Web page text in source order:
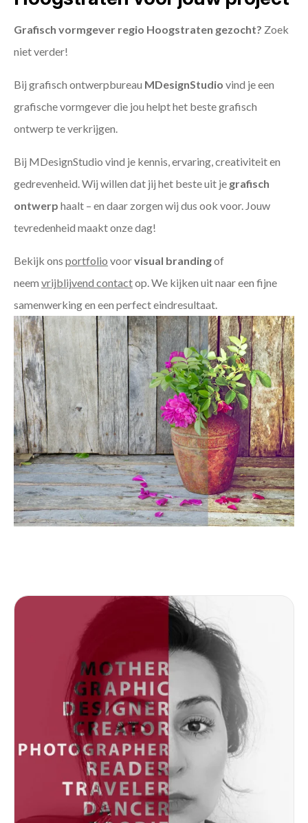
Grafisch vormgever regio Hoogstraten gezocht? Zoek
niet verder!
Bij grafisch ontwerpbureau MDesignStudio vind je een
grafische vormgever die jou helpt het beste grafisch
ontwerp te verkrijgen.
Bij MDesignStudio vind je kennis, ervaring, creativiteit en
gedrevenheid. Wij willen dat jij het beste uit je grafisch
ontwerp haalt – en daar zorgen wij dus ook voor. Jouw
tevredenheid maakt onze dag!
Bekijk ons portfolio voorvisual brandingof
neem vrijblijvend contactop. We kijken uit naar een fijne
samenwerking en een perfect eindresultaat.